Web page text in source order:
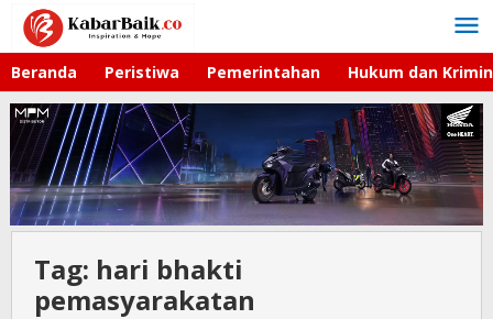
Lewati
konten
Beranda Peristiwa Pemerintahan Hukum dan
Tag: hari bhakti
pemasyarakatan